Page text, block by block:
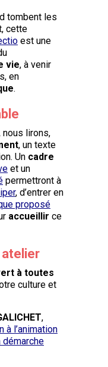
tombent les
cette
est une
vie, à venir
en
.
nous lirons,
, un texte
Un cadre
et un
permettront à
, d’entrer en
proposé
accueillir ce
atelier
à toutes
culture et
,
à l’animation